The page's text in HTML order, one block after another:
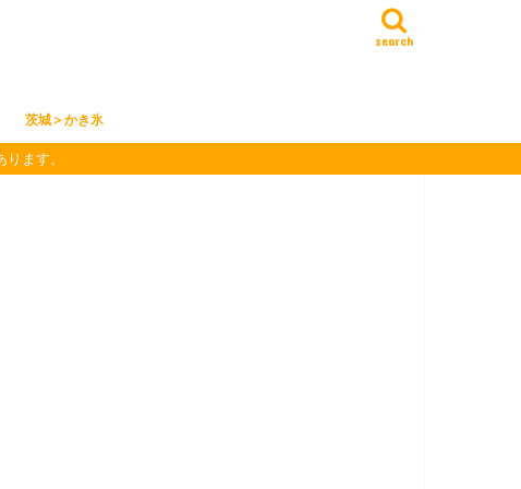
search
茨城＞かき氷
ます。